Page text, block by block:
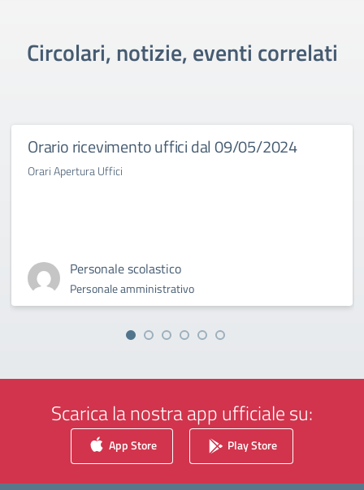
Circolari, notizie, eventi correlati
Orario ricevimento uffici dal 09/05/2024
Orari Apertura Uffici
Personale scolastico
Personale amministrativo
Scarica la nostra app ufficiale su:
App Store Play Store